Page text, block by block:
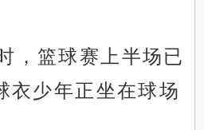
，篮球赛上半场已
衣少年正坐在球场